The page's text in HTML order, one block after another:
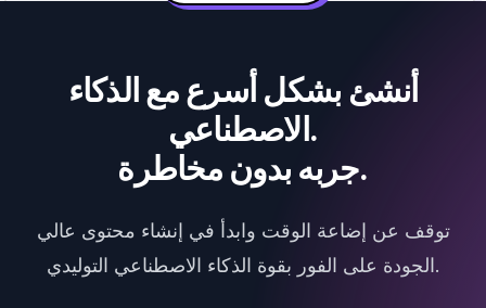
أنشئ بشكل أسرع مع الذكاء
الاصطناعي.
جربه بدون مخاطرة.
توقف عن إضاعة الوقت وابدأ في إنشاء محتوى عالي
الجودة على الفور بقوة الذكاء الاصطناعي التوليدي.